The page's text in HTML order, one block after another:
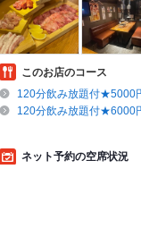
このお店のコース
120分飲み放題付★5000
120分飲み放題付★6000
ネット予約の空席状況